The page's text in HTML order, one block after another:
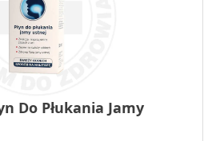
Do Płukania Jamy